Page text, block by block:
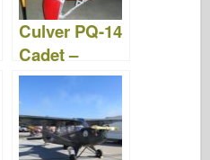
Culver PQ-14
Cadet –
Photos et
vidéo